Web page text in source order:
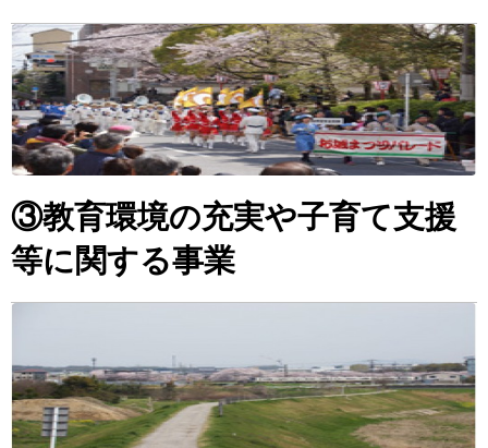
③教育環境の充実や子育て支援
等に関する事業